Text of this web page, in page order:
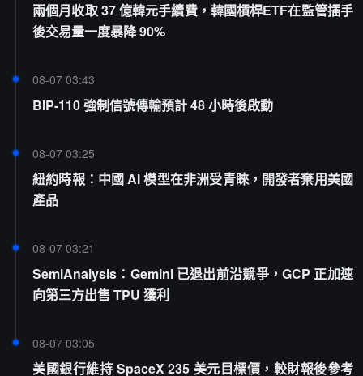
兩個月收取 37 億韓元手續費，韓國槓桿ETF在監管插手
後交易量一度暴降 90%
08-07 03:43
BIP-110 強制信號傳輸預計 48 小時後啟動
08-07 03:25
紐約時報：中國 AI 模型在非洲受青睞，開發者棄用美國
產品
08-07 03:21
SemiAnalysis：Gemini 已退出前沿競爭，GCP 正加速
向第三方出售 TPU 獲利
08-07 03:05
美國銀行維持 SpaceX 235 美元目標價，較財報後參考